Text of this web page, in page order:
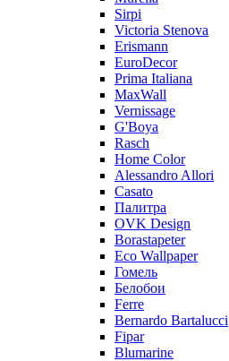
Sirpi
Victoria Stenova
Erismann
EuroDecor
Prima Italiana
MaxWall
Vernissage
G'Boya
Rasch
Home Color
Alessandro Allori
Casato
Палитра
OVK Design
Borastapeter
Eco Wallpaper
Гомель
Белобои
Ferre
Bernardo Bartalucci
Fipar
Blumarine